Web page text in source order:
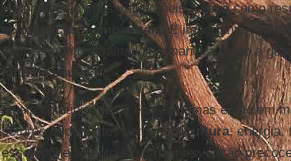
sistemas são mais vulneráveis àsecacomo
econômicoseambientais . É importante
conhecimento detalhado da maneira como a
falta de chuva.
Quais comunidades e ecossistemas estão em
setores importantes comoagricultura, energia,
esse conhecimento em uma intervenção